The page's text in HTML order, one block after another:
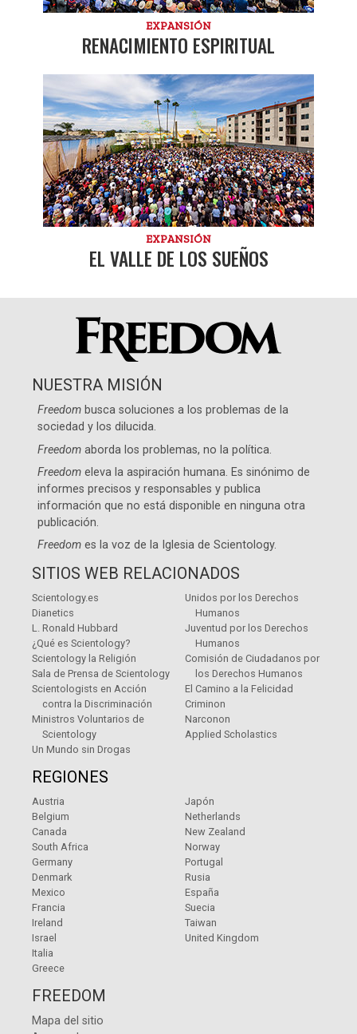
EXPANSIÓN
RENACIMIENTO ESPIRITUAL
EXPANSIÓN
EL VALLE DE LOS SUEÑOS
NUESTRA MISIÓN
Freedom busca soluciones a los problemas de la
sociedad y los dilucida.
Freedom aborda los problemas, no la política.
Freedom eleva la aspiración humana. Es sinónimo de
informes precisos y responsables y publica
información que no está disponible en ninguna otra
publicación.
Freedom es la voz de la Iglesia de Scientology.
SITIOS WEB RELACIONADOS
Scientology.es
Dianetics
L. Ronald Hubbard
¿Qué es Scientology?
Scientology la Religión
Sala de Prensa de Scientology
Scientologists en Acción
contra la Discriminación
Ministros Voluntarios de
Scientology
Un Mundo sin Drogas
Unidos por los Derechos
Humanos
Juventud por los Derechos
Humanos
Comisión de Ciudadanos por
los Derechos Humanos
El Camino a la Felicidad
Criminon
Narconon
Applied Scholastics
REGIONES
Austria
Belgium
Canada
South Africa
Germany
Denmark
Mexico
Francia
Ireland
Israel
Italia
Greece
Japón
Netherlands
New Zealand
Norway
Portugal
Rusia
España
Suecia
Taiwan
United Kingdom
FREEDOM
Mapa del sitio